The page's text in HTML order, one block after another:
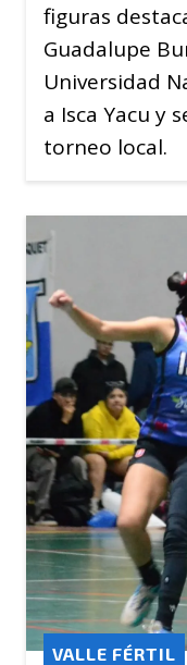
figuras
Guadalupe
Universidad
a Isca Yacu y
torneo local.
VALLE FÉRTIL